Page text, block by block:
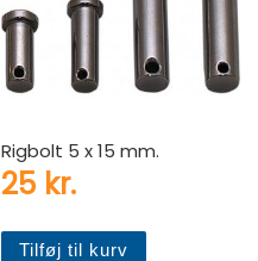
Rigbolt 5 x 15 mm.
25 kr.
Tilføj til kurv